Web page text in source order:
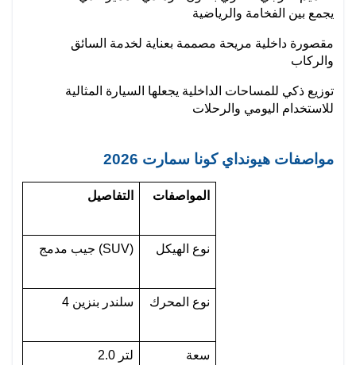
يجمع بين الفخامة والرياضية
والركاب
للاستخدام اليومي والرحلات
مواصفات هيونداي كونا سمارت 2026
التفاصيل المواصفات
جيب مدمج (SUV) نوع الهيكل
4 سلندر بنزين نوع المحرك
2.0 لتر